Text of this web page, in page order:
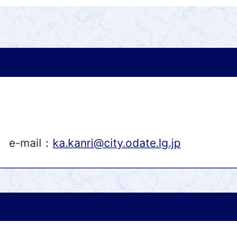
e-mail： ka.kanri@city.odate.lg.jp